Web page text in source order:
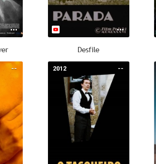
Desfile
-- --
2012